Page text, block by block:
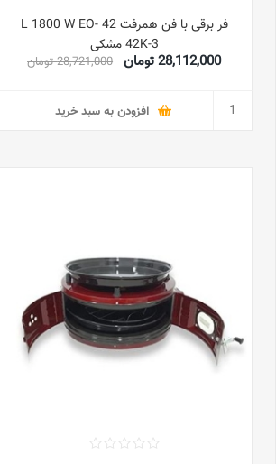
فر برقی با فن همرفت 42 L 1800 W EO-
42K-3 مشکی
28,112,000 تومان 28,721,000 تومان
افزودن به سبد خرید